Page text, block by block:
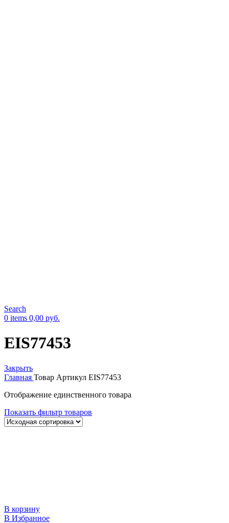
Search
0 items 0,00 руб.
EIS77453
Закрыть
Главная Товар Артикул EIS77453
Отображение единственного товара
Показать фильтр товаров
В корзину
В Избранное